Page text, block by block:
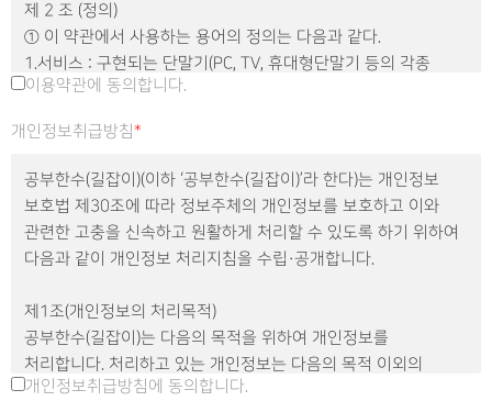
제 2 조 (정의)
① 이 약관에서 사용하는 용어의 정의는 다음과 같다.
1.서비스 : 구현되는 단말기(PC, TV, 휴대형단말기 등의 각종
유무선 장치를 포함)와 상관없이 회원이 이용할 수 있는 공부한수
2.회 원 : 공부한수(길잡이)의 서비스에 접속하여 이 약관에 따라
공부한수(길잡이)과 이용계약을 체결하고 공부한수(길잡이)가
제공하는 서비스를 이용하는 고객을 말한다.
3.아이디(ID) : 회원의 식별과 서비스 이용을 위하여 회원이
정하고 공부한수(길잡이)가 승인하는 문자와 숫자의 조합을
4.비밀번호 : 회원이 부여 받은 아이디와 일치되는 회원임을
확인하고 비밀보호를 위해 회원 자신이 정한 문자 또는 숫자의
조합을 의미한다.
5.콘텐츠 : 공부한수(길잡이)가 웹사이트에서 제공하는 온라인
이용약관에 동의합니다.
개인정보취급방침*
공부한수(길잡이)(이하 ‘공부한수(길잡이)’라 한다)는 개인정보
보호법 제30조에 따라 정보주체의 개인정보를 보호하고 이와
관련한 고충을 신속하고 원활하게 처리할 수 있도록 하기 위하여
다음과 같이 개인정보 처리지침을 수립·공개합니다.
제1조(개인정보의 처리목적)
공부한수(길잡이)는 다음의 목적을 위하여 개인정보를
처리합니다. 처리하고 있는 개인정보는 다음의 목적 이외의
용도로는 이용되지 않으며, 이용 목적이 변경되는 경우에는
개인정보취급방침에 동의합니다.